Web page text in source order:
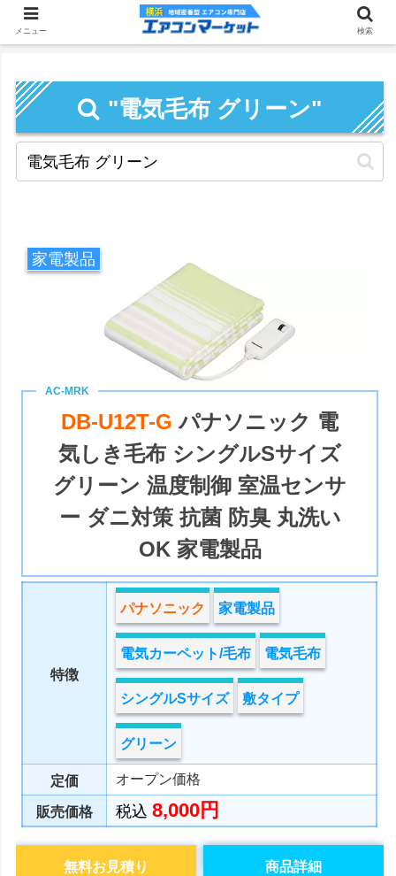
"電気毛布 グリーン"
家電製品
DB-U12T-Gパナソニック 電
気しき毛布 シングルSサイズ
グリーン 温度制御 室温センサ
ー ダニ対策 抗菌 防臭 丸洗い
OK 家電製品
特徴
パナソニック 家電製品
電気カーペット/毛布 電気毛布
シングルSサイズ 敷タイプ
グリーン
定価 オープン価格
販売価格 税込8,000円
商品詳細
無料お見積り
メニュー 検索